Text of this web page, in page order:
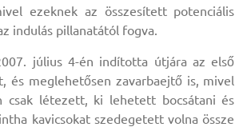
ezeknek az összesített potenciális
indulás pillanatától fogva.
július 4-én indította útjára az első
és meglehetősen zavarbaejtő is, mivel
csak létezett, ki lehetett bocsátani és
kavicsokat szedegetett volna össze